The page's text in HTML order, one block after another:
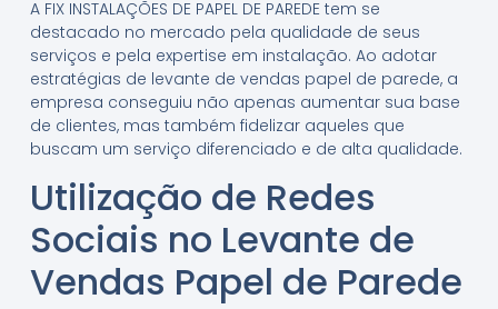
A FIX INSTALAÇÕES DE PAPEL DE PAREDE tem se
destacado no mercado pela qualidade de seus
serviços e pela expertise em instalação. Ao adotar
estratégias de levante de vendas papel de parede, a
empresa conseguiu não apenas aumentar sua base
de clientes, mas também fidelizar aqueles que
buscam um serviço diferenciado e de alta qualidade.
Utilização de Redes
Sociais no Levante de
Vendas Papel de Parede